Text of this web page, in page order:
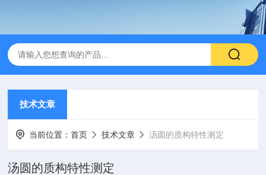
技术文章
当前位置：首页 技术文章 汤圆的质构特性测定
汤圆的质构特性测定